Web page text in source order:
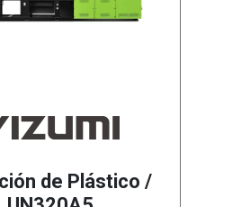
de Plástico /